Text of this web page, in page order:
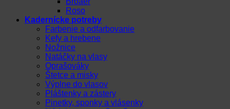
Roso
Kadernícke potreby
Farbenie a odfarbovanie
Kefy a hrebene
Nožnice
Natáčky na vlasy
Oprašováky
Štetce a misky
Výplne do vlasov
Pláštenky a zástery
Pinetky, sponky a vlásenky